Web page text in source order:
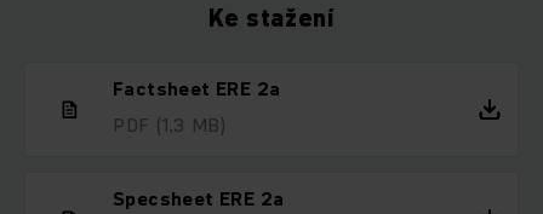
Ke stažení
Factsheet ERE 2a
PDF (1,3 MB)
Specsheet ERE 2a